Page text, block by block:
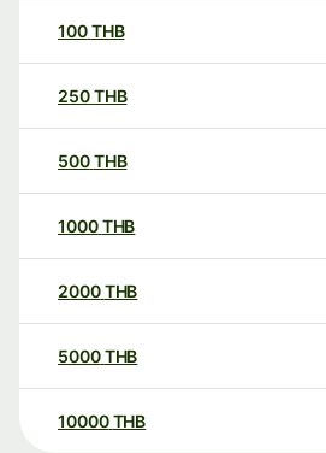
100THB
250THB
500THB
1000THB
2000THB
5000THB
10000 THB